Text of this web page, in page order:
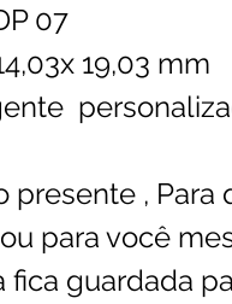
07
19,03 mm
presente , Para
para você
fica guardada